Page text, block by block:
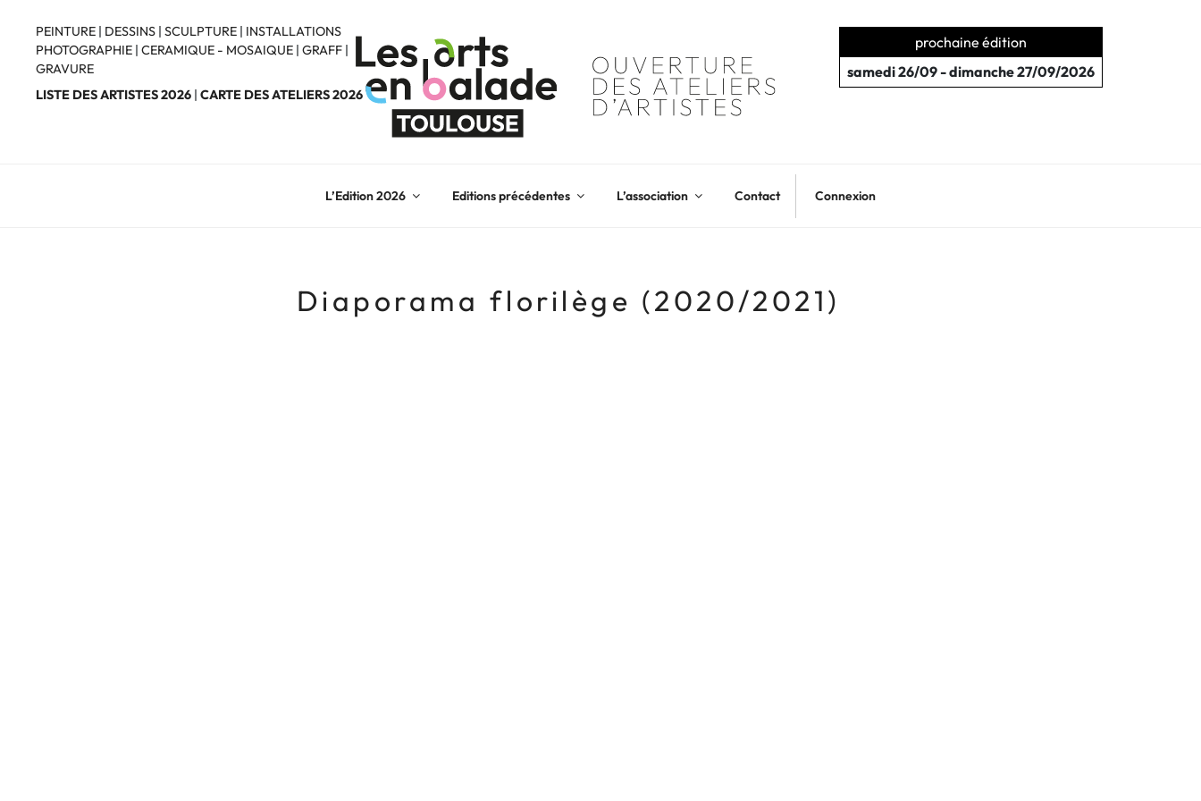
contenu
principal
PEINTURE | DESSINS | SCULPTURE | INSTALLATIONS
PHOTOGRAPHIE | CERAMIQUE - MOSAIQUE | GRAFF |
GRAVURE
LISTE DES ARTISTES 2026 | CARTE DES ATELIERS 2026
prochaine édition
samedi 26/09 - dimanche 27/09/2026
L’Edition 2026 Editions précédentes L’association Contact Connexion
Diaporama florilège (2020/2021)